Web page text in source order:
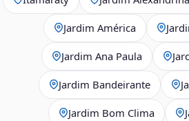
Jardim América
Jardim Ana Paula
Jardim Bandeirante
Jardim Bom Clima